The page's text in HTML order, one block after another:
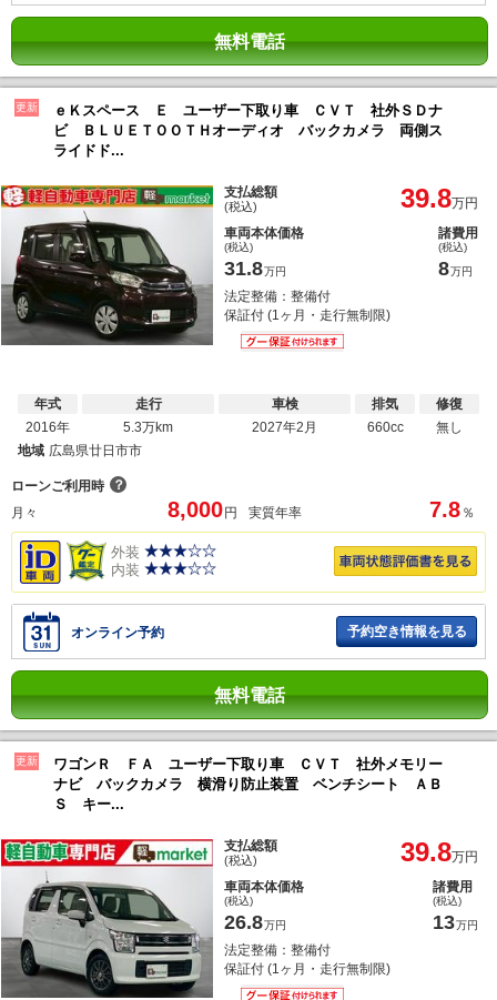
無料電話
更新
ｅＫスペース Ｅ ユーザー下取り車 ＣＶＴ 社外ＳＤナ
ビ ＢＬＵＥＴＯＯＴＨオーディオ バックカメラ 両側ス
ライドド...
支払総額
(税込) 39.8万円
車両本体価格
(税込)
31.8万円
諸費用
(税込)
8万円
法定整備：整備付
保証付 (1ヶ月・走行無制限)
年式
2016年
走行
5.3万km
車検
2027年2月
排気
660cc
修復
無し
地域 広島県廿日市市
ローンご利用時 ？
月々
8,000円 実質年率 7.8 ％
外装
内装
オンライン予約 予約空き情報を見る
無料電話
更新
ワゴンＲ ＦＡ ユーザー下取り車 ＣＶＴ 社外メモリー
ナビ バックカメラ 横滑り防止装置 ベンチシート ＡＢ
Ｓ キー...
支払総額
(税込) 39.8万円
車両本体価格
(税込)
26.8万円
諸費用
(税込)
13万円
法定整備：整備付
保証付 (1ヶ月・走行無制限)